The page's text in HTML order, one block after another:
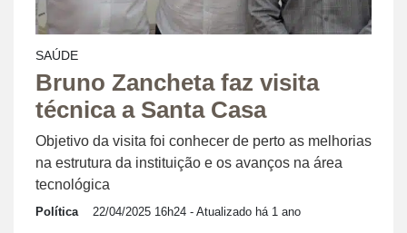
SAÚDE
Bruno Zancheta faz visita
técnica a Santa Casa
Objetivo da visita foi conhecer de perto as melhorias
na estrutura da instituição e os avanços na área
tecnológica
Política 22/04/2025 16h24 - Atualizado há 1 ano